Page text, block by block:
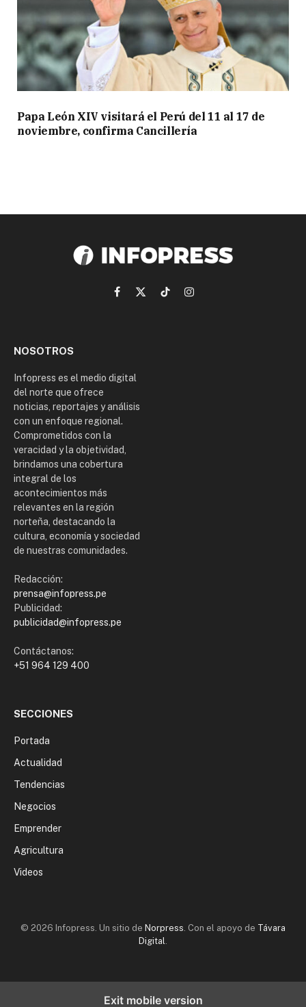
Papa León XIV visitará el Perú del 11 al 17 de
noviembre, confirma Cancillería
Facebook
X
TikTokInstagram
NOSOTROS
Infopress es el medio digital
del norte que ofrece
noticias, reportajes y análisis
con un enfoque regional.
Comprometidos con la
veracidad y la objetividad,
brindamos una cobertura
integral de los
acontecimientos más
relevantes en la región
norteña, destacando la
cultura, economía y sociedad
de nuestras comunidades.
Redacción:
prensa@infopress.pe
Publicidad:
publicidad@infopress.pe
Contáctanos:
+51 964 129 400
SECCIONES
Portada
Actualidad
Tendencias
Negocios
Emprender
Agricultura
Videos
© 2026 Infopress. Un sitio de Norpress . Con el apoyo de Távara
Digital
Exit mobile version